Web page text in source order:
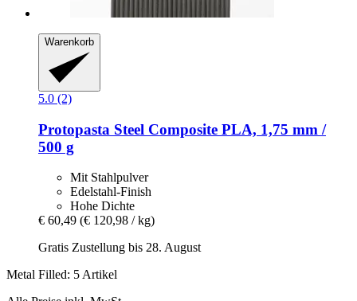
Warenkorb
5.0 (2)
Protopasta Steel Composite PLA, 1,75 mm /
500 g
Mit Stahlpulver
Edelstahl-Finish
Hohe Dichte
€ 60,49 (€ 120,98 / kg)
Gratis Zustellung bis 28. August
Metal Filled: 5 Artikel